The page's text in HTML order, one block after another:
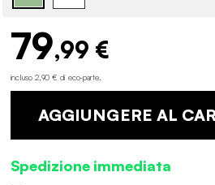
79,99 €
incluso 2,90 € di eco-parte.
AGGIUNGERE AL
Spedizione immediata